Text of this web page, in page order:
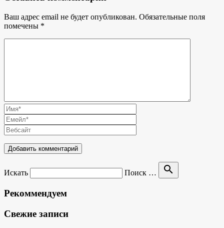
Ваш адрес email не будет опубликован. Обязательные поля
помечены *
Искать Поиск … search
Рекоммендуем
Свежие записи